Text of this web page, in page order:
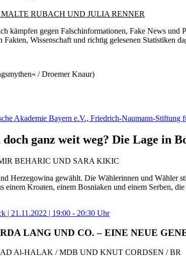
RUBACH UND JULIA RENNER
kämpfen gegen Falschinformationen, Fake News
Fakten, Wissenschaft und richtig gelesenen Statistiken
/ Droemer Knaur)
Akademie Bayern e.V., Friedrich-Naumann-Stiftung
ganz weit weg? Die Lage in
BEHARIC UND SARA KIKIC
Herzegowina gewählt. Die Wählerinnen und Wähler
einem Kroaten, einem Bosniaken und einem Serben,
21.11.2022 | 19:00 - 20:30 Uhr
LANG UND CO. – EINE NEUE
Al-HALAK / MDB UND KNUT CORDSEN / BR